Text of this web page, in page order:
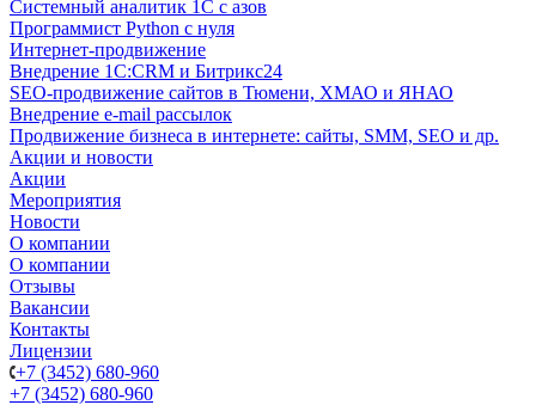
Системный аналитик 1С с азов
Программист Python с нуля
Интернет-продвижение
Внедрение 1C:CRM и Битрикс24
SEO-продвижение сайтов в Тюмени, ХМАО и ЯНАО
Внедрение e-mail рассылок
Продвижение бизнеса в интернете: сайты, SMM, SEO и др.
Акции и новости
Акции
Мероприятия
Новости
О компании
О компании
Отзывы
Вакансии
Контакты
Лицензии
+7 (3452) 680-960
+7 (3452) 680-960